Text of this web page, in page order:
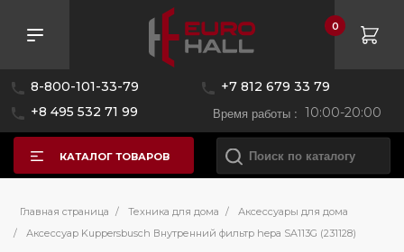
8-800-101-33-79
+7 812 679 33 79
+8 495 532 71 99
Время работы : 10:00-20:00
0
КАТАЛОГ ТОВАРОВ
Главная страница / Техника для дома /
Аксессуары для дома
/
Аксессуар Kuppersbusch Внутренний фильтр hepa SA113G (231128)